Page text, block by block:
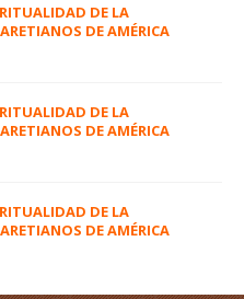
DE LA
DE AMÉRICA
DE LA
DE AMÉRICA
DE LA
DE AMÉRICA